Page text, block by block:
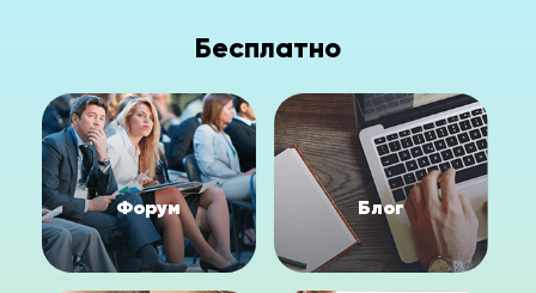
Бесплатно
Форум Блог